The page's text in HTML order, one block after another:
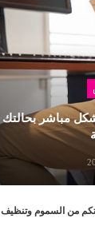
بشكل مباشر بحالتك
من السموم وتنظيف